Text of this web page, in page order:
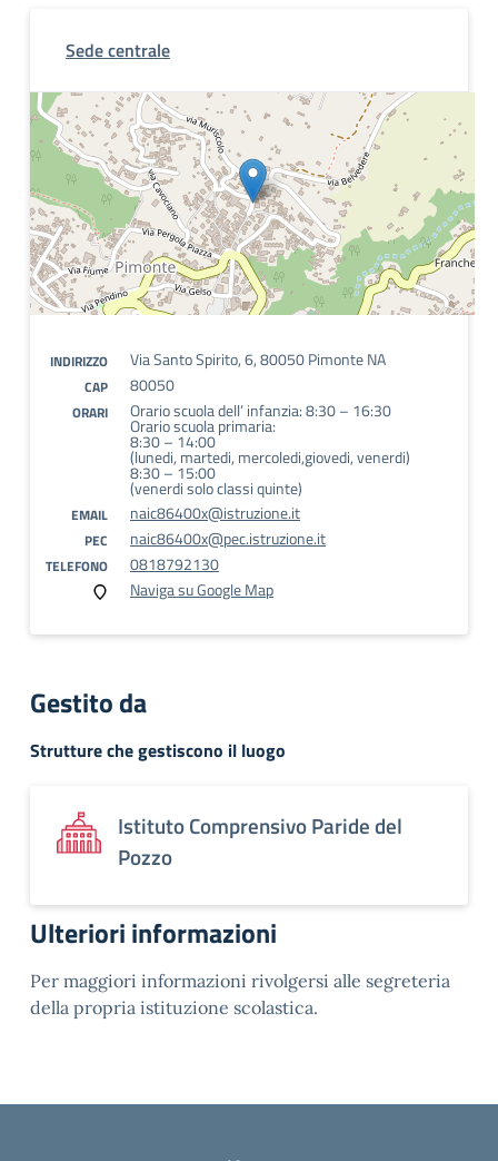
Sede centrale
INDIRIZZO Via Santo Spirito, 6, 80050 Pimonte NA
CAP 80050
ORARI Orario scuola dell’ infanzia: 8:30 – 16:30
Orario scuola primaria:
8:30 – 14:00
(lunedi, martedi, mercoledi,giovedi, venerdi)
8:30 – 15:00
(venerdi solo classi quinte)
EMAIL naic86400x@istruzione.it
PEC naic86400x@pec.istruzione.it
TELEFONO
0818792130
Naviga su Google Map
Gestito da
Strutture che gestiscono il luogo
Istituto Comprensivo Paride del
Pozzo
Ulteriori informazioni
Per maggiori informazioni rivolgersi alle segreteria
della propria istituzione scolastica.